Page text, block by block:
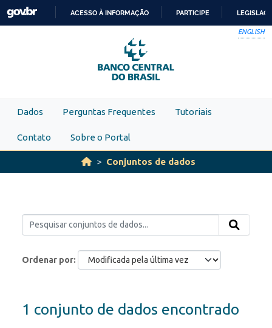
Skip to main content
PARA
O
CONTEÚDO
ACESSO À INFORMAÇÃO PARTICIPE
ENGLISH
Dados Perguntas Frequentes Tutoriais
Contato Sobre o Portal
Conjuntos de dados
Ordenar por
1 conjunto de dados encontrado